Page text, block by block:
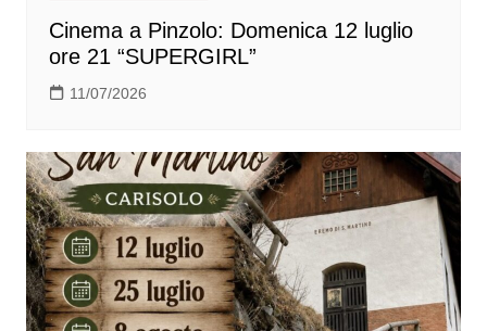
Cinema a Pinzolo: Domenica 12 luglio
ore 21 “SUPERGIRL”
11/07/2026